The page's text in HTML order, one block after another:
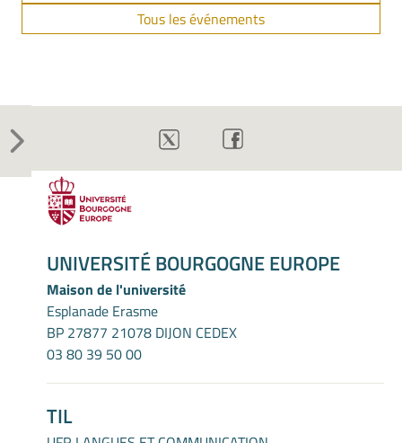
Tous les événements
UNIVERSITÉ BOURGOGNE EUROPE
Maison de l'université
Esplanade Erasme
BP 27877 21078 DIJON CEDEX
03 80 39 50 00
TIL